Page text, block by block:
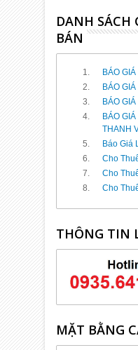
DANH SÁCH
BÁN
BÁO
BÁO
BÁO
BÁO
THANH
Báo Giá
Cho
Cho
Cho
THÔNG TIN
MẶT BẰNG